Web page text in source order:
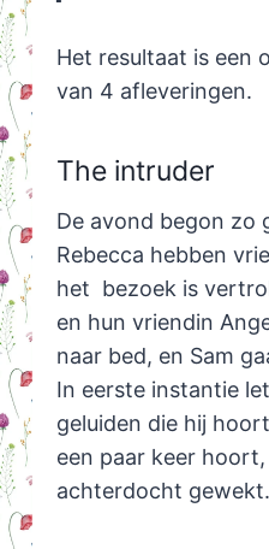
Het resultaat is een
van 4 afleveringen.
The intruder
De avond begon zo
Rebecca hebben
het bezoek is
en hun vriendin
naar bed, en Sam
In eerste instantie
geluiden die hij
een paar keer
achterdocht gewekt.